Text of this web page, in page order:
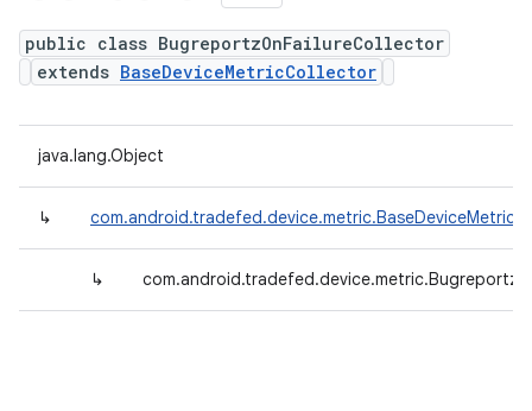
public class BugreportzOnFailureCollector
extends BaseDeviceMetricCollector
java.lang.Object
↳
↳